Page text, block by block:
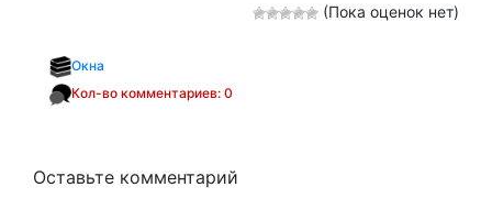
(Пока оценок нет)
Окна
Кол-во комментариев: 0
Оставьте комментарий